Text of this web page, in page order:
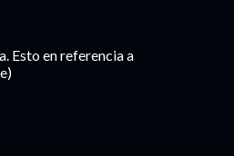
Esto en referencia a